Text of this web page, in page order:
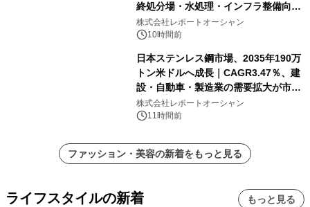
終処分場・水処理・インフラ整備向け
需要拡大
株式会社レポートオーシャン
10時間前
日本ステンレス鋼市場、2035年190万
トン米ドルへ成長｜CAGR3.47％、建
設・自動車・製造業の需要拡大が市場
を牽引
株式会社レポートオーシャン
11時間前
ファッション・美容の新着をもっと見る
ライフスタイルの新着 もっと見る